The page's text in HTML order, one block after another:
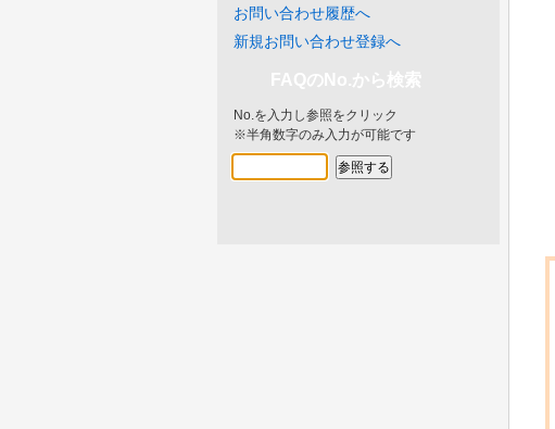
お問い合わせ履歴へ
新規お問い合わせ登録へ
No.を入力し参照をクリック
※半角数字のみ入力が可能です